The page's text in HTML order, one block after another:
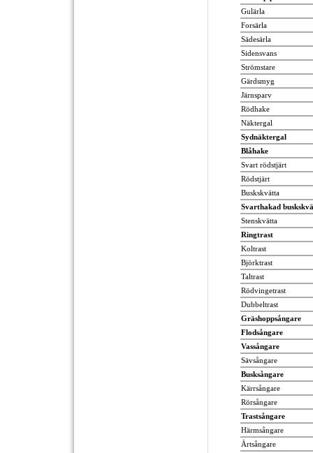
Gulärla
Forsärla
Sädesärla
Sidensvans
Strömstare
Gärdsmyg
Järnsparv
Rödhake
Näktergal
Sydnäktergal
Blåhake
Svart rödstjärt
Rödstjärt
Buskskvätta
Svarthakad
Stenskvätta
Ringtrast
Koltrast
Björktrast
Taltrast
Rödvingetrast
Dubbeltrast
Gräshoppsångare
Flodsångare
Vassångare
Sävsångare
Busksångare
Kärrsångare
Rörsångare
Trastsångare
Härmsångare
Ärtsångare